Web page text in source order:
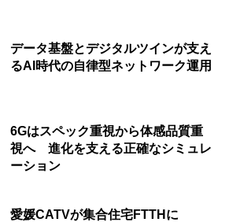
データ基盤とデジタルツインが支え
るAI時代の自律型ネットワーク運用
6Gはスペック重視から体感品質重
視へ 進化を支える正確なシミュレ
ーション
愛媛CATVが集合住宅FTTHに